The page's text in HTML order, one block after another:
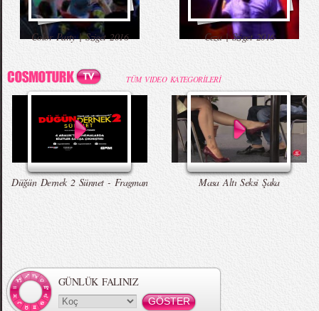
Color Party | Sziget 2016 Ceza | Sziget 2016
TÜM VIDEO KATEGORİLERİ
Düğün Dernek 2 Sünnet - Fragman Masa Altı Seksi Şaka
GÜNLÜK FALINIZ